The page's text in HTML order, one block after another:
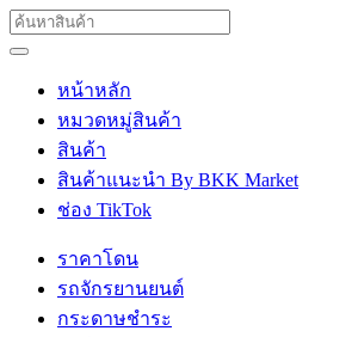
หน้าหลัก
หมวดหมู่สินค้า
สินค้า
สินค้าแนะนำ By BKK Market
ช่อง TikTok
ราคาโดน
รถจักรยานยนต์
กระดาษชำระ